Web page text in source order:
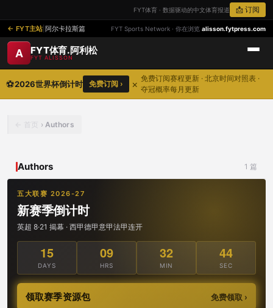
FYT体育 · 数据驱动的中文体育报道 📩 订阅
FYT主站 阿尔卡拉斯篇 FYT Sports Network · 你在浏览 alisson.fytpress.com
A FYT体育.阿利松
FYT ALISSON
⚽2026世界杯倒计时
免费订阅赛程更新 · 北京时间对照表 ·
夺冠概率每月更新
免费订阅 › ×
首页 › Authors
Authors 1 篇
五大联赛 2026-27
新赛季倒计时
英超 8·21 揭幕 · 西甲德甲意甲法甲连开
15
DAYS
09
HRS
32
MIN
44
SEC
领取赛季资源包 免费领取 ›